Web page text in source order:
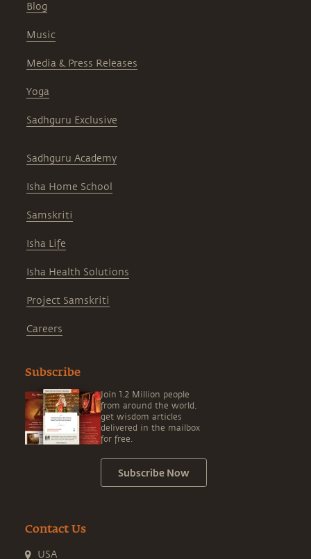
Blog
Music
Media & Press Releases
Yoga
Sadhguru Exclusive
Sadhguru Academy
Isha Home School
Samskriti
Isha Life
Isha Health Solutions
Project Samskriti
Careers
Subscribe
Join 1.2 Million people
from around the world,
get wisdom articles
delivered in the mailbox
for free.
Subscribe Now
Contact Us
USA